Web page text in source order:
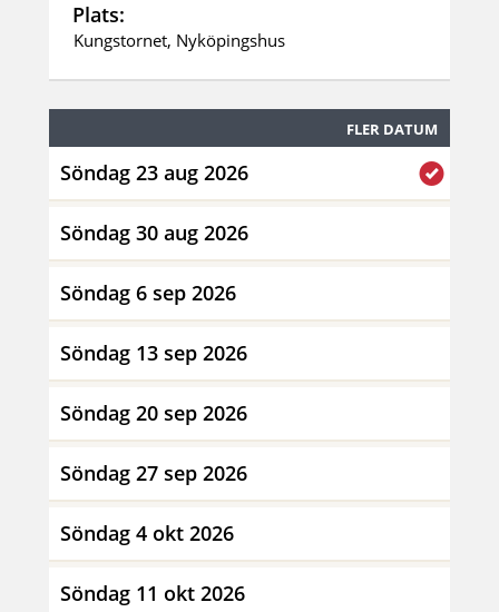
Plats:
Kungstornet, Nyköpingshus
FLER DATUM
Söndag 23 aug 2026
Söndag 30 aug 2026
Söndag 6 sep 2026
Söndag 13 sep 2026
Söndag 20 sep 2026
Söndag 27 sep 2026
Söndag 4 okt 2026
Söndag 11 okt 2026